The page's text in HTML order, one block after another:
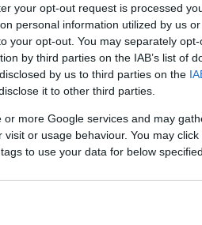
your opt-out request is processed
personal information utilized by us
your opt-out. You may separately
by third parties on the IAB’s list of
by us to third parties on the
it to other third parties.
more Google services and may
or usage behaviour. You may
to use your data for below
εξαφανίστηκε τον
με την οικογένειά της
σε δημοσίευμα
του Λονδίνου, παρά